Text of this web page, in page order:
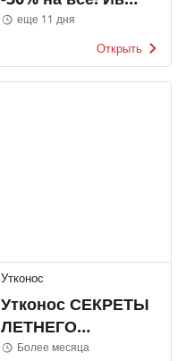
Роше
еще 11 дня
Открыть
Утконос
Утконос СЕКРЕТЫ
ЛЕТНЕГО
ПРАЗДНИКА
Более месяца